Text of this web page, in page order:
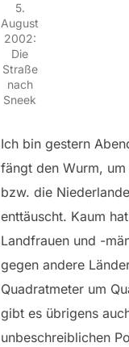
5.
August
2002:
Die
Straße
nach
Sneek
Ich bin gestern
fängt den Wurm,
bzw. die
enttäuscht. Kaum
Landfrauen und -
gegen andere
Quadratmeter um
gibt es übrigens
unbeschreiblichen